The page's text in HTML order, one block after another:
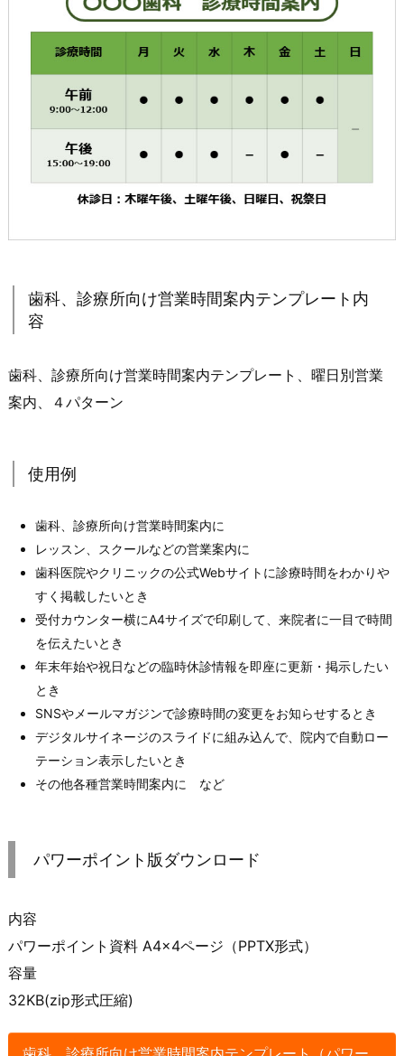
歯科、診療所向け営業時間案内テンプレート内
容
歯科、診療所向け営業時間案内テンプレート、曜日別営業
案内、４パターン
使用例
歯科、診療所向け営業時間案内に
レッスン、スクールなどの営業案内に
歯科医院やクリニックの公式Webサイトに診療時間をわかりや
すく掲載したいとき
受付カウンター横にA4サイズで印刷して、来院者に一目で時間
を伝えたいとき
年末年始や祝日などの臨時休診情報を即座に更新・掲示したい
とき
SNSやメールマガジンで診療時間の変更をお知らせするとき
デジタルサイネージのスライドに組み込んで、院内で自動ロー
テーション表示したいとき
その他各種営業時間案内に など
パワーポイント版ダウンロード
内容
パワーポイント資料 A4×4ページ（PPTX形式）
容量
32KB(zip形式圧縮)